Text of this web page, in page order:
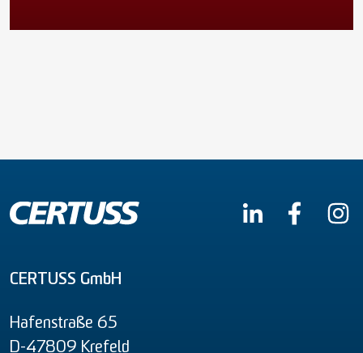
CERTUSS GmbH
Hafenstraße 65
D-47809 Krefeld